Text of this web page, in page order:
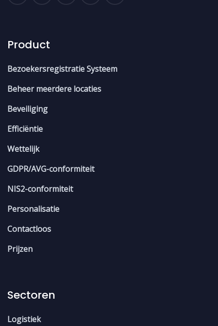
Product
Bezoekersregistratie Systeem
Beheer meerdere locaties
Beveiliging
Efficiëntie
Wettelijk
GDPR/AVG-conformiteit
NIS2-conformiteit
Personalisatie
Contactloos
Prijzen
Sectoren
Logistiek